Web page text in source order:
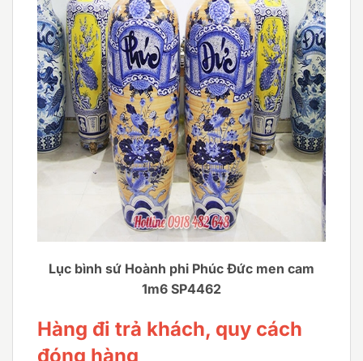
Lục bình sứ Hoành phi Phúc Đức men cam
1m6 SP4462
Hàng đi trả khách, quy cách
đóng hàng